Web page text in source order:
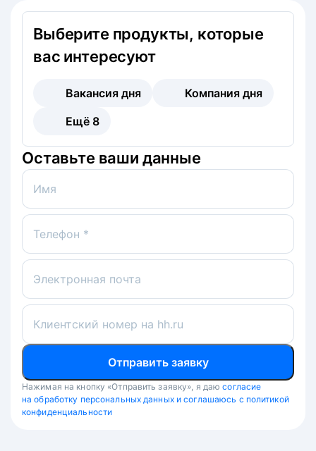
Выберите продукты, которые
вас интересуют
Вакансия дня
Компания дня
Ещё 8
Оставьте ваши данные
Имя
Телефон *
Электронная почта
Клиентский номер на hh.ru
Отправить заявку
Нажимая на кнопку «Отправить заявку», я даю согласие
на обработку персональных данных и соглашаюсь с политикой
конфиденциальности